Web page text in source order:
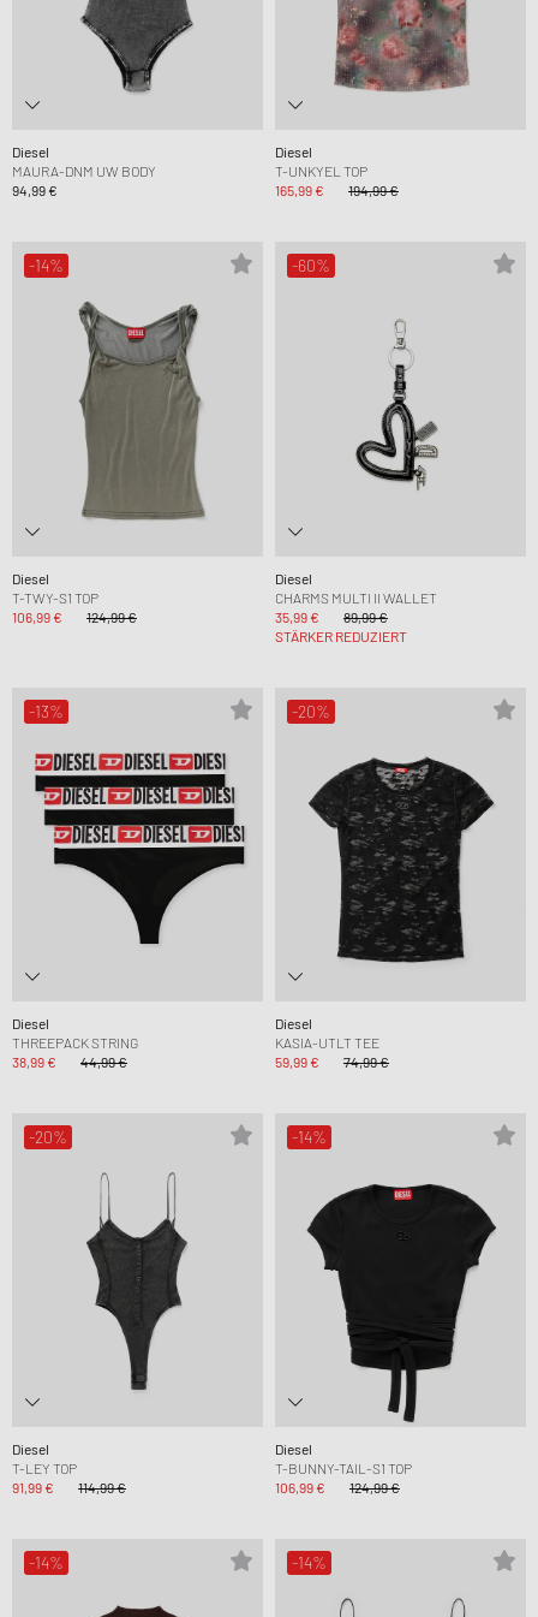
Diesel
MAURA-DNM UW BODY
94,99 €
Diesel
T-UNKYEL TOP
165,99 €
194,99 €
-14%
Diesel
T-TWY-S1 TOP
106,99 €
124,99 €
-60%
Diesel
CHARMS MULTI II WALLET
35,99 €
89,99 €
STÄRKER REDUZIERT
-13%
Diesel
THREEPACK STRING
38,99 €
44,99 €
-20%
Diesel
KASIA-UTLT TEE
59,99 €
74,99 €
-20%
Diesel
T-LEY TOP
91,99 €
114,99 €
-14%
Diesel
T-BUNNY-TAIL-S1 TOP
106,99 €
124,99 €
-14% -14%